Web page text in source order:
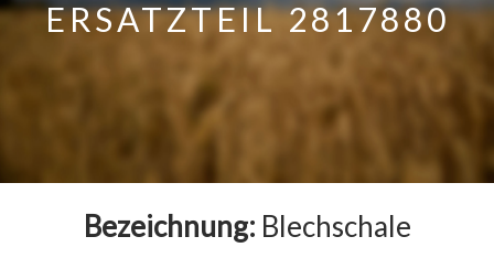
ERSATZTEIL 2817880
Bezeichnung: Blechschale